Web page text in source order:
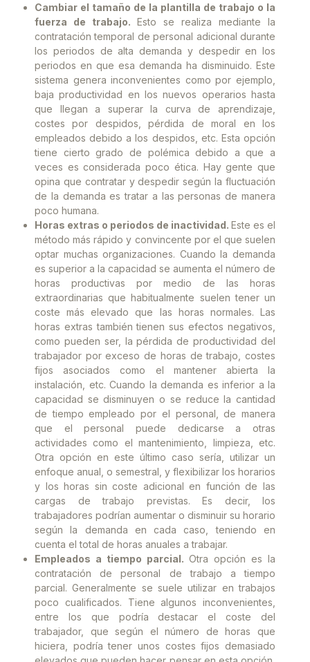
Cambiar el tamaño de la plantilla de trabajo o la
fuerza de trabajo. Esto se realiza mediante la
contratación temporal de personal adicional durante
los periodos de alta demanda y despedir en los
periodos en que esa demanda ha disminuido. Este
sistema genera inconvenientes como por ejemplo,
baja productividad en los nuevos operarios hasta
que llegan a superar la curva de aprendizaje,
costes por despidos, pérdida de moral en los
empleados debido a los despidos, etc. Esta opción
tiene cierto grado de polémica debido a que a
veces es considerada poco ética. Hay gente que
opina que contratar y despedir según la fluctuación
de la demanda es tratar a las personas de manera
poco humana.
Horas extras o periodos de inactividad. Este es el
método más rápido y convincente por el que suelen
optar muchas organizaciones. Cuando la demanda
es superior a la capacidad se aumenta el número de
horas productivas por medio de las horas
extraordinarias que habitualmente suelen tener un
coste más elevado que las horas normales. Las
horas extras también tienen sus efectos negativos,
como pueden ser, la pérdida de productividad del
trabajador por exceso de horas de trabajo, costes
fijos asociados como el mantener abierta la
instalación, etc. Cuando la demanda es inferior a la
capacidad se disminuyen o se reduce la cantidad
de tiempo empleado por el personal, de manera
que el personal puede dedicarse a otras
actividades como el mantenimiento, limpieza, etc.
Otra opción en este último caso sería, utilizar un
enfoque anual, o semestral, y flexibilizar los horarios
y los horas sin coste adicional en función de las
cargas de trabajo previstas. Es decir, los
trabajadores podrían aumentar o disminuir su horario
según la demanda en cada caso, teniendo en
cuenta el total de horas anuales a trabajar.
Empleados a tiempo parcial. Otra opción es la
contratación de personal de trabajo a tiempo
parcial. Generalmente se suele utilizar en trabajos
poco cualificados. Tiene algunos inconvenientes,
entre los que podría destacar el coste del
trabajador, que según el número de horas que
hiciera, podría tener unos costes fijos demasiado